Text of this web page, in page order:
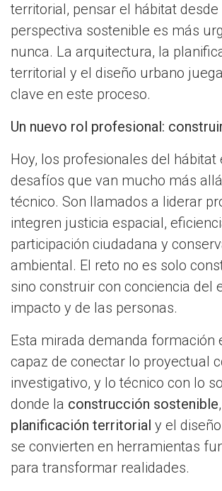
territorial, pensar el hábitat desde
perspectiva sostenible es más
nunca. La arquitectura, la
territorial y el diseño urbano
clave en este proceso.
Un nuevo rol profesional:
Hoy, los profesionales del hábitat
desafíos que van mucho más
técnico. Son llamados a liderar
integren justicia espacial,
participación ciudadana y
ambiental. El reto no es solo
sino construir con conciencia del
impacto y de las personas.
Esta mirada demanda formación
capaz de conectar lo proyectual
investigativo, y lo técnico con lo
donde la construcción sostenible
planificación territorial y el
se convierten en herramientas
para transformar realidades.